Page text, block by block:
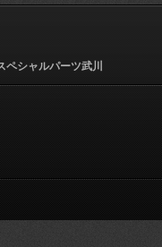
シャルパーツ武川